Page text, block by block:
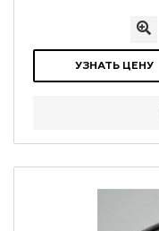
УЗНАТЬ ЦЕНУ